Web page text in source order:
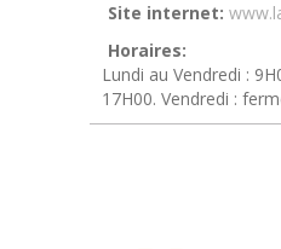
Site internet:
Horaires:
Lundi au Vendredi :
17H00. Vendredi :